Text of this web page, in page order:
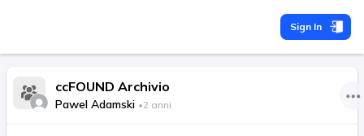
Sign In
ccFOUND Archivio
Pawel Adamski •2 anni